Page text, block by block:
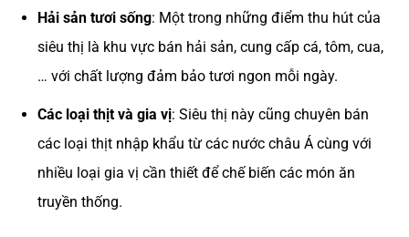
Hải sản tươi sống: Một trong những điểm thu hút của
siêu thị là khu vực bán hải sản, cung cấp cá, tôm, cua,
… với chất lượng đảm bảo tươi ngon mỗi ngày.
Các loại thịt và gia vị: Siêu thị này cũng chuyên bán
các loại thịt nhập khẩu từ các nước châu Á cùng với
nhiều loại gia vị cần thiết để chế biến các món ăn
truyền thống.